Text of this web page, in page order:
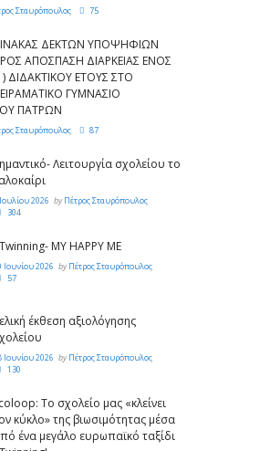
Σταυρόπουλος 75
ΔΕΚΤΩΝ ΥΠΟΨΗΦΙΩΝ
ΑΠΟΣΠΑΣΗ ΔΙΑΡΚΕΙΑΣ ΕΝΟΣ
ΔΙΔΑΚΤΙΚΟΥ ΕΤΟΥΣ ΣΤΟ
ΓΥΜΝΑΣΙΟ
ΠΑΤΡΩΝ
Σταυρόπουλος 87
Λειτουργία σχολείου το
2026 byΠέτρος Σταυρόπουλος
304
MY HAPPY ME
Ιουνίου 2026 byΠέτρος Σταυρόπουλος
57
έκθεση αξιολόγησης
Ιουνίου 2026 byΠέτρος Σταυρόπουλος
130
Το σχολείο μας «κλείνει
κύκλο» της βιωσιμότητας μέσα
ένα μεγάλο ευρωπαϊκό ταξίδι